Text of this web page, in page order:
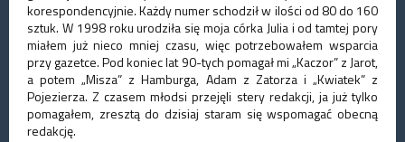
korespondencyjnie. Każdy numer schodził w ilości od 80 do 160
sztuk. W 1998 roku urodziła się moja córka Julia i od tamtej pory
miałem już nieco mniej czasu, więc potrzebowałem wsparcia
przy gazetce. Pod koniec lat 90-tych pomagał mi „Kaczor” z Jarot,
a potem „Misza” z Hamburga, Adam z Zatorza i „Kwiatek” z
Pojezierza. Z czasem młodsi przejęli stery redakcji, ja już tylko
pomagałem, zresztą do dzisiaj staram się wspomagać obecną
redakcję.